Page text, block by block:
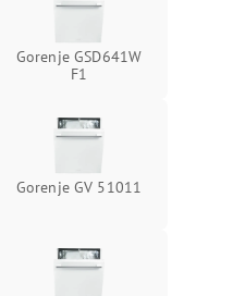
Gorenje GSD641W
F1
Gorenje GV 51011